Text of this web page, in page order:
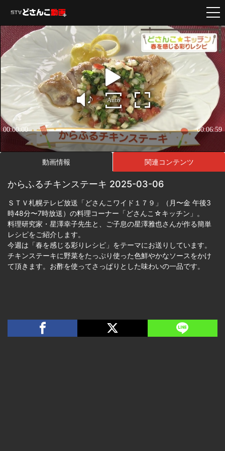
動画情報 関連コンテンツ
からふるチキンステーキ 2025-03-06
ＳＴＶ札幌テレビ放送「どさんこワイド１７９」（月〜金 午後3
時48分〜7時放送）の料理コーナー「どさんこ☆キッチン」。
料理研究家・星澤幸子先生と、ご子息の星澤雅也さんが作る簡単
レシピをご紹介します。
今週は「春を感じる彩りレシピ」をテーマにお送りしています。
チキンステーキに野菜をたっぷり使った色鮮やかなソースをかけ
て頂きます。お酢を使ってさっぱりとした味わいの一品です。